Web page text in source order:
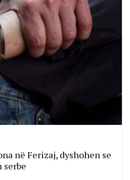
në Ferizaj, dyshohen se
serbe